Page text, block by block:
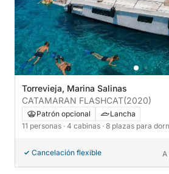
Torrevieja, Marina Salinas
CATAMARAN FLASHCAT(2020)
Patrón opcional
Lancha
11 personas · 4 cabinas · 8 plazas para
Cancelación flexible A